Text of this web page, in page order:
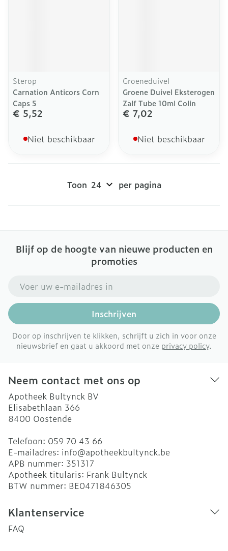
Sterop
Carnation Anticors Corn
Caps 5
€ 5,52
Niet beschikbaar
Groeneduivel
Groene Duivel Eksterogen
Zalf Tube 10ml Colin
€ 7,02
Niet beschikbaar
Toon per pagina
Blijf op de hoogte van nieuwe producten en
promoties
Inschrijven
Door op inschrijven te klikken, schrijft u zich in voor onze
nieuwsbrief en gaat u akkoord met onze privacy policy.
Neem contact met ons op
Apotheek Bultynck BV
Elisabethlaan 366
8400 Oostende
Telefoon: 059 70 43 66
E-mailadres: info@apotheekbultynck.be
APB nummer: 351317
Apotheek titularis: Frank Bultynck
BTW nummer: BE0471846305
Klantenservice
FAQ